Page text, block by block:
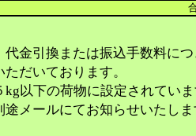
金引換または振込手数料に
だいております。
以下の荷物に設定されてい
メールにてお知らせいたし